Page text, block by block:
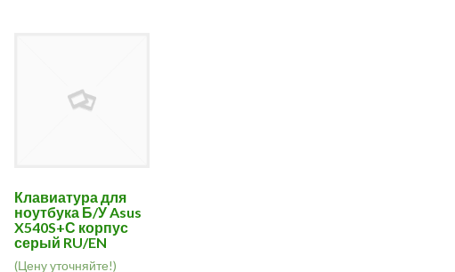
Клавиатура для
ноутбука Б/У Asus
X540S+С корпус
серый RU/EN
(Цену уточняйте!)